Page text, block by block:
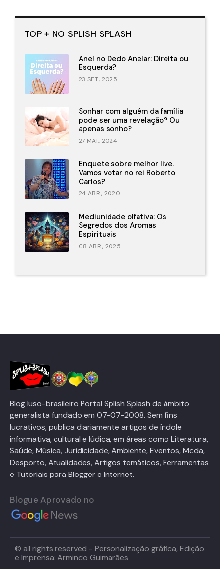
TOP + NO SPLISH SPLASH
Anel no Dedo Anelar: Direita ou
Esquerda?
23 SET., 2025
Sonhar com alguém da família
pode ser uma revelação? Ou
apenas sonho?
27 MAI., 2024
Enquete sobre melhor live.
Vamos votar no rei Roberto
Carlos?
24 ABR., 2020
Mediunidade olfativa: Os
Segredos dos Aromas
Espirituais
08 ABR., 2025
Blog luso-brasileiro Portal Splish Splash de âmbito
generalista fundado em 07-07-2008. Sem fins
lucrativos, publica diariamente artigos de índole
informativa, cultural e lúdica, em áreas como Literatura,
Saúde, Música, Juridicidade, Ambiente, Eventos, Moda,
Desporto, Atualidades, Artigos temáticos, Ferramentas
e Tutoriais para Blogger e Internet.
Blogue Aprovado no
© all rights reserved - Personalização gráfica, Edição
e Imprensa: Armindo Guimarães